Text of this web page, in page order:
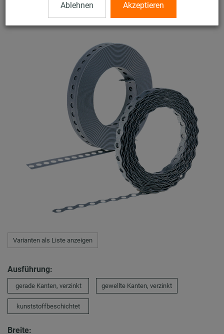
Ablehnen Akzeptieren
verzinkt bzw. kunststoffbeschichtet
Varianten als Liste anzeigen
Ausführung:
gerade Kanten, verzinkt gewellte Kanten, verzinkt
kunststoffbeschichtet
Breite: